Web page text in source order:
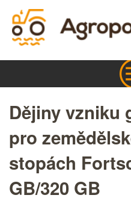
Dějiny vzniku
pro
stopách
GB/320 GB